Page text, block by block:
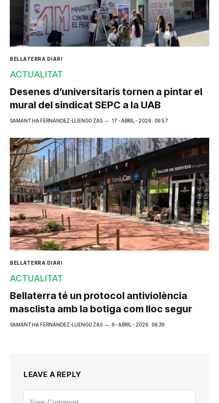
BELLATERRA DIARI
ACTUALITAT
Desenes d’universitaris tornen a pintar el
mural del sindicat SEPC a la UAB
SAMANTHA FERNÁNDEZ-LUENGO ZAS 17 - ABRIL - 2026 · 06:57
BELLATERRA DIARI
ACTUALITAT
Bellaterra té un protocol antiviolència
masclista amb la botiga com lloc segur
SAMANTHA FERNÁNDEZ-LUENGO ZAS 9 - ABRIL - 2026 · 06:39
LEAVE A REPLY